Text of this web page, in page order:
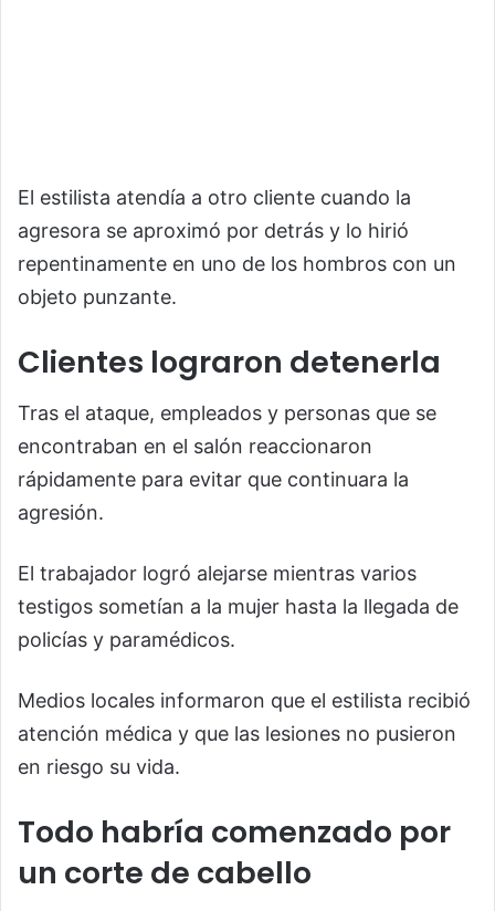
El estilista atendía a otro cliente cuando la
agresora se aproximó por detrás y lo hirió
repentinamente en uno de los hombros con un
objeto punzante.
Clientes lograron detenerla
Tras el ataque, empleados y personas que se
encontraban en el salón reaccionaron
rápidamente para evitar que continuara la
agresión.
El trabajador logró alejarse mientras varios
testigos sometían a la mujer hasta la llegada de
policías y paramédicos.
Medios locales informaron que el estilista recibió
atención médica y que las lesiones no pusieron
en riesgo su vida.
Todo habría comenzado por
un corte de cabello